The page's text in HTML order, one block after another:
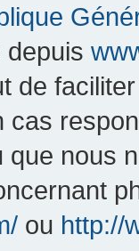
depuis
de
cas
nous
ou http://